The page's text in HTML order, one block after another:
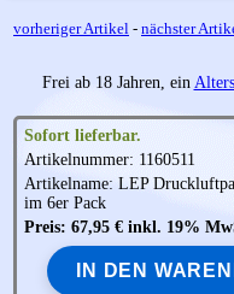
vorheriger Artikel - nächster
Frei ab 18 Jahren, ein
Sofort lieferbar.
Artikelnummer: 1160511
Artikelname: LEP
im 6er Pack
Preis: 67,95 € inkl. 19%
IN DEN